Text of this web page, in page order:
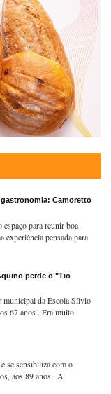
Camoretto
espaço para reunir boa
experiência pensada para
perde o "Tio
municipal da Escola Sílvio
67 anos . Era muito
se sensibiliza com o
aos 89 anos . A